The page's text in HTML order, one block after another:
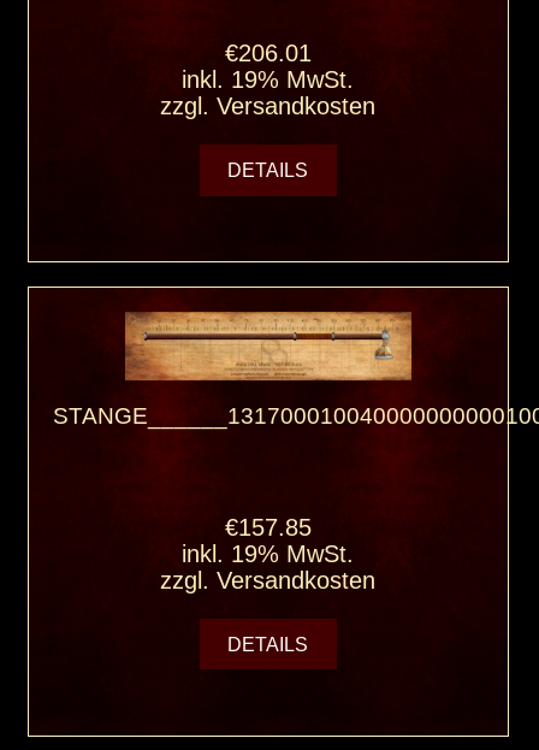
€206.01
inkl. 19% MwSt.
zzgl.Versandkosten
DETAILS
€157.85
inkl. 19% MwSt.
zzgl.Versandkosten
DETAILS